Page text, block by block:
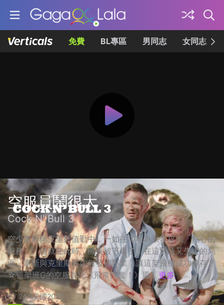
免費 BL專區 男同志 女同志
空服員鬧很大
Cock N' Bull 3
空少韋斯與克里斯值勤中，一如往常地為乘客提供「熱心的
服務」。但就在此時，機長被下毒了！在這緊急又失控的局
面，韋斯與克里斯要如何發揮專業，讓這架飛機成功倖存？
☆這架班G的空服員比《飛常性奮！》還... 更多
24m美國2022